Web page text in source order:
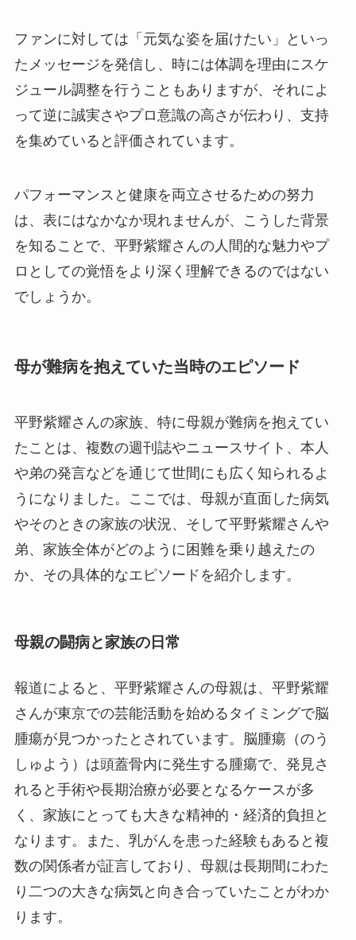
ファンに対しては「元気な姿を届けたい」といっ
たメッセージを発信し、時には体調を理由にスケ
ジュール調整を行うこともありますが、それによ
って逆に誠実さやプロ意識の高さが伝わり、支持
を集めていると評価されています。
パフォーマンスと健康を両立させるための努力
は、表にはなかなか現れませんが、こうした背景
を知ることで、平野紫耀さんの人間的な魅力やプ
ロとしての覚悟をより深く理解できるのではない
でしょうか。
母が難病を抱えていた当時のエピソード
平野紫耀さんの家族、特に母親が難病を抱えてい
たことは、複数の週刊誌やニュースサイト、本人
や弟の発言などを通じて世間にも広く知られるよ
うになりました。ここでは、母親が直面した病気
やそのときの家族の状況、そして平野紫耀さんや
弟、家族全体がどのように困難を乗り越えたの
か、その具体的なエピソードを紹介します。
母親の闘病と家族の日常
報道によると、平野紫耀さんの母親は、平野紫耀
さんが東京での芸能活動を始めるタイミングで脳
腫瘍が見つかったとされています。脳腫瘍（のう
しゅよう）は頭蓋骨内に発生する腫瘍で、発見さ
れると手術や長期治療が必要となるケースが多
く、家族にとっても大きな精神的・経済的負担と
なります。また、乳がんを患った経験もあると複
数の関係者が証言しており、母親は長期間にわた
り二つの大きな病気と向き合っていたことがわか
ります。